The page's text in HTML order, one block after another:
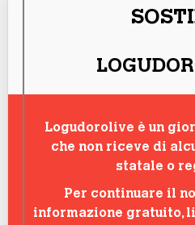
Logudorolive è un
che non riceve di
statale o
Per continuare il
informazione gratuito,